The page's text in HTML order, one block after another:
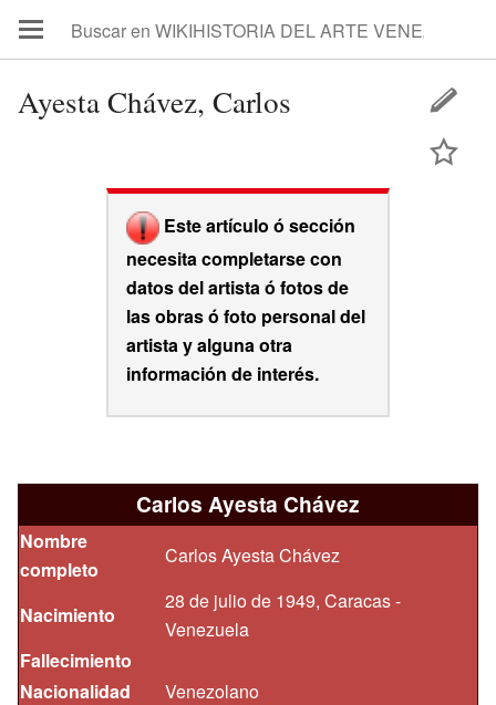
Ayesta Chávez, Carlos
Este artículo ó sección
necesita completarse con
datos del artista ó fotos de
las obras ó foto personal del
artista y alguna otra
información de interés.
Carlos Ayesta Chávez
Nombre
completo
Carlos Ayesta Chávez
Nacimiento
28 de julio de 1949, Caracas -
Venezuela
Fallecimiento
Nacionalidad
Venezolano